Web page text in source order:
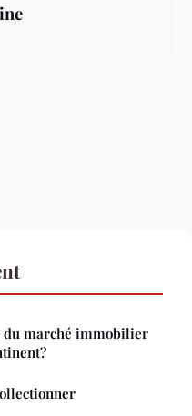
du marché immobilier